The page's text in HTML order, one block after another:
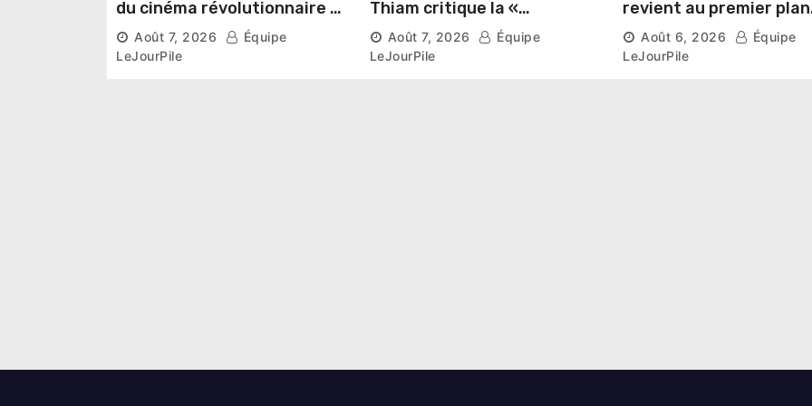
du cinéma révolutionnaire »
lancés au Mémorial Thomas
Sankara
Août 7, 2026
Équipe
LeJourPile
Thiam critique la «
judiciarisation » de la
politique et appelle à
poursuivre l’apaisement
Août 7, 2026
Équipe
LeJourPile
revient au premier plan
institutionnel comme
premier président du
Août 6, 2026
Équipe
LeJourPile